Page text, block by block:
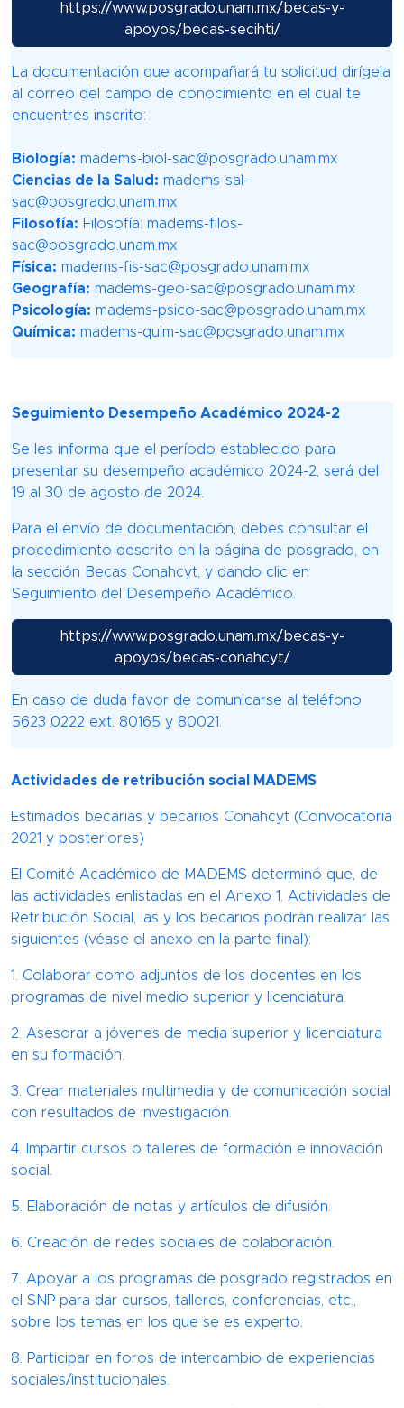
https://www.posgrado.unam.mx/becas-y-
apoyos/becas-secihti/
La documentación que acompañará tu solicitud dirígela
al correo del campo de conocimiento en el cual te
encuentres inscrito:
Biología: madems-biol-sac@posgrado.unam.mx
Ciencias de la Salud: madems-sal-
sac@posgrado.unam.mx
Filosofía: Filosofía: madems-filos-
sac@posgrado.unam.mx
Física: madems-fis-sac@posgrado.unam.mx
Geografía: madems-geo-sac@posgrado.unam.mx
Psicología: madems-psico-sac@posgrado.unam.mx
Química: madems-quim-sac@posgrado.unam.mx
Seguimiento Desempeño Académico 2024-2
Se les informa que el período establecido para
presentar su desempeño académico 2024-2, será del
19 al 30 de agosto de 2024.
Para el envío de documentación, debes consultar el
procedimiento descrito en la página de posgrado, en
la sección Becas Conahcyt, y dando clic en
Seguimiento del Desempeño Académico.
https://www.posgrado.unam.mx/becas-y-
apoyos/becas-conahcyt/
En caso de duda favor de comunicarse al teléfono
5623 0222 ext. 80165 y 80021.
Actividades de retribución social MADEMS
Estimados becarias y becarios Conahcyt (Convocatoria
2021 y posteriores)
El Comité Académico de MADEMS determinó que, de
las actividades enlistadas en el Anexo 1. Actividades de
Retribución Social, las y los becarios podrán realizar las
siguientes (véase el anexo en la parte final):
1. Colaborar como adjuntos de los docentes en los
programas de nivel medio superior y licenciatura.
2. Asesorar a jóvenes de media superior y licenciatura
en su formación.
3. Crear materiales multimedia y de comunicación social
con resultados de investigación.
4. Impartir cursos o talleres de formación e innovación
social.
5. Elaboración de notas y artículos de difusión.
6. Creación de redes sociales de colaboración.
7. Apoyar a los programas de posgrado registrados en
el SNP para dar cursos, talleres, conferencias, etc.,
sobre los temas en los que se es experto.
8. Participar en foros de intercambio de experiencias
sociales/institucionales.